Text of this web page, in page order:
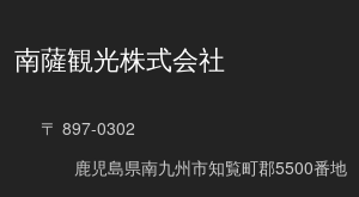
南薩観光株式会社
〒 897-0302
鹿児島県南九州市知覧町郡5500番地